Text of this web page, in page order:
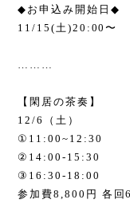
◆ お申込み開始日 ◆
11/15(土)20:00〜
………
【閑居の茶奏】
12/6
（土）
① 11:00~12:30
② 14:00-15:30
③ 16:30-18:00
参加費8,800 円 各回